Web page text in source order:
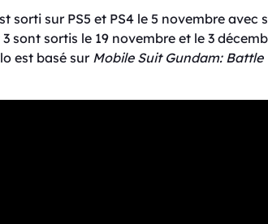
sorti sur PS5 et PS4 le 5 novembre avec
sont sortis le 19 novembre et le 3
est basé sur Mobile Suit Gundam: Battle